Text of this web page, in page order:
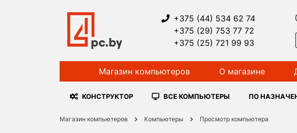
+375 (44) 534 62 74
+375 (29) 753 77 72
+375 (25) 721 99 93
Магазин компьютеров О магазине
КОНСТРУКТОР ВСЕ КОМПЬЮТЕРЫ ПО
Магазин компьютеров Компьютеры Просмотр компьютера